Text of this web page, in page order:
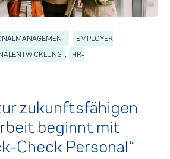
,
EMPLOYER
,
HR-
zukunftsfähigen
beginnt mit
Check Personal“